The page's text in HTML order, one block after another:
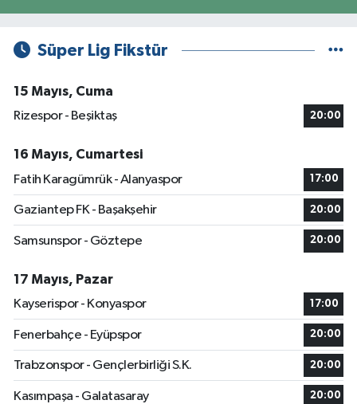
Süper Lig Fikstür
15 Mayıs, Cuma
Rizespor - Beşiktaş
20:00
16 Mayıs, Cumartesi
Fatih Karagümrük - Alanyaspor
17:00
Gaziantep FK - Başakşehir 20:00
Samsunspor - Göztepe 20:00
17 Mayıs, Pazar
Kayserispor - Konyaspor
17:00
Fenerbahçe - Eyüpspor 20:00
Trabzonspor - Gençlerbirliği S.K. 20:00
Kasımpaşa - Galatasaray 20:00